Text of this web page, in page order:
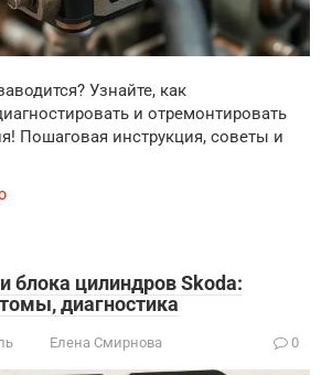
Узнайте, как
и отремонтировать
Пошаговая инструкция, советы и
блока цилиндров Skoda:
диагностика
Елена Смирнова 0